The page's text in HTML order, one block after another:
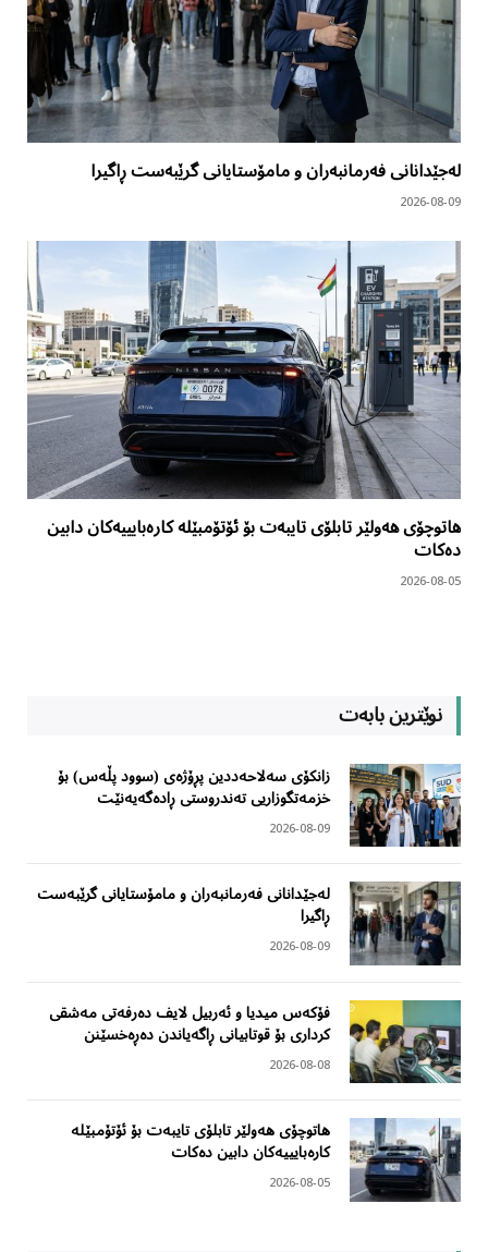
لەجێدانانی فەرمانبەران و مامۆستایانی گرێبەست ڕاگیرا
2026-08-09
هاتوچۆی هەولێر تابلۆی تایبەت بۆ ئۆتۆمبێلە کارەبایییەکان دابین
دەکات
2026-08-05
نوێترین بابەت
زانکۆی سەلاحەددین پڕۆژەی (سوود پڵەس) بۆ
خزمەتگوزاریی تەندروستی ڕادەگەیەنێت
2026-08-09
لەجێدانانی فەرمانبەران و مامۆستایانی گرێبەست
ڕاگیرا
2026-08-09
فۆکەس میدیا و ئەربیل لایف دەرفەتی مەشقی
کرداری بۆ قوتابیانی ڕاگەیاندن دەڕەخسێنن
2026-08-08
هاتوچۆی هەولێر تابلۆی تایبەت بۆ ئۆتۆمبێلە
کارەبایییەکان دابین دەکات
2026-08-05